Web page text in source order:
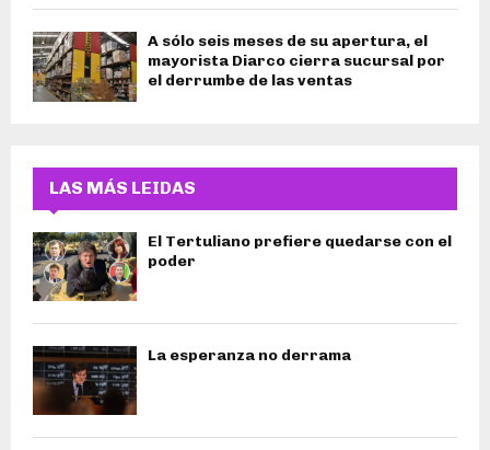
A sólo seis meses de su apertura, el
mayorista Diarco cierra sucursal por
el derrumbe de las ventas
LAS MÁS LEIDAS
El Tertuliano prefiere quedarse con el
poder
La esperanza no derrama